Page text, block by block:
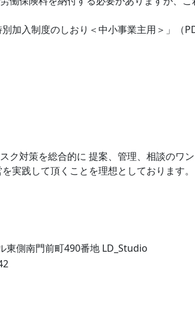
入制度のしおり＜中小事業主用＞」（
ク対策を総合的に 提案、管理、相談のワ
実践して頂くことを理想としております。
東側南門前町490番地 LD_Studio